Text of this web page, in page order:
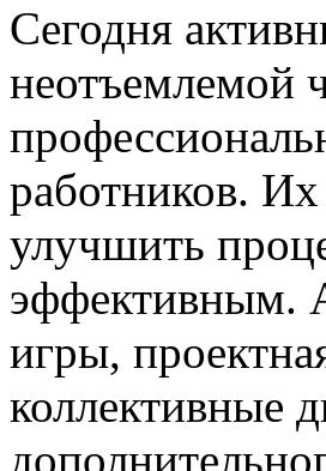
Сегодня
неотъемлемой
работников.
улучшить
эффективным.
игры,
коллективные